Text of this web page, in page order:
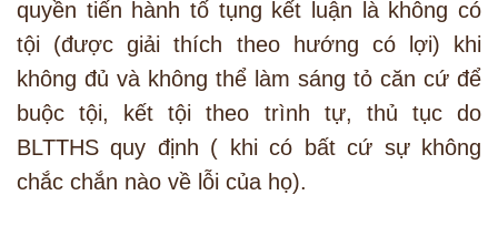
quyền tiến hành tố tụng kết luận là không có
tội (được giải thích theo hướng có lợi) khi
không đủ và không thể làm sáng tỏ căn cứ để
buộc tội, kết tội theo trình tự, thủ tục do
BLTTHS quy định ( khi có bất cứ sự không
chắc chắn nào về lỗi của họ).